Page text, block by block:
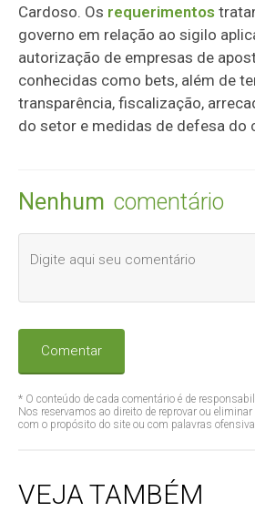
Cardoso. Os requerimentos
governo em relação ao sigilo
autorização de empresas de
conhecidas como bets, além de
transparência, fiscalização,
do setor e medidas de defesa do
Nenhum comentário
Comentar
* O conteúdo de cada comentário é de
Nos reservamos ao direito de reprovar ou
com o propósito do site ou com palavras
VEJA TAMBÉM